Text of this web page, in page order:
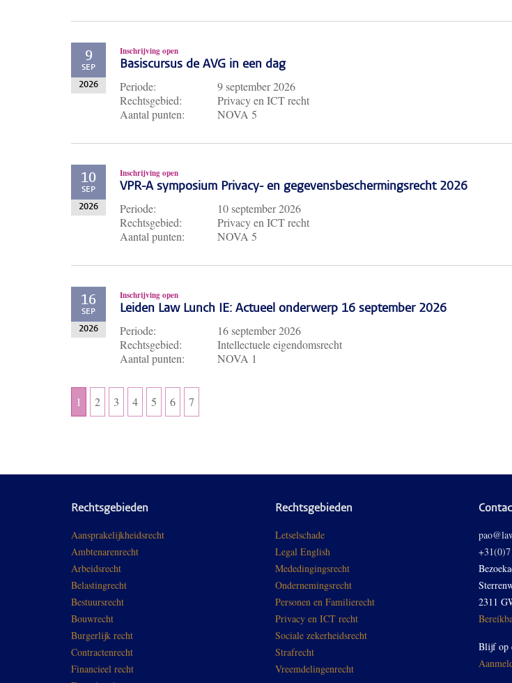
9
SEP
2026
Inschrijving open
Basiscursus de AVG in een dag
Periode:
9 september 2026
Rechtsgebied:
Privacy en ICT recht
Aantal punten:
NOVA 5
10
SEP
2026
Inschrijving open
VPR-A symposium Privacy- en gegevensbeschermingsrecht 2026
Periode:
10 september 2026
Rechtsgebied:
Privacy en ICT recht
Aantal punten:
NOVA 5
16
SEP
2026
Inschrijving open
Leiden Law Lunch IE: Actueel onderwerp 16 september 2026
Periode:
16 september 2026
Rechtsgebied:
Intellectuele eigendomsrecht
Aantal punten:
NOVA 1
1 2 3 4 5 6 7
Rechtsgebieden
Aansprakelijkheidsrecht
Ambtenarenrecht
Arbeidsrecht
Belastingrecht
Bestuursrecht
Bouwrecht
Burgerlijk recht
Contractenrecht
Financieel recht
Rechtsgebieden
Letselschade
Legal English
Mededingingsrecht
Ondernemingsrecht
Personen en Familierecht
Privacy en ICT recht
Sociale zekerheidsrecht
Strafrecht
Vreemdelingenrecht
2311
Blijf op